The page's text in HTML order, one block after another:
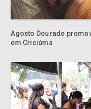
Agosto Dourado
em Criciúma